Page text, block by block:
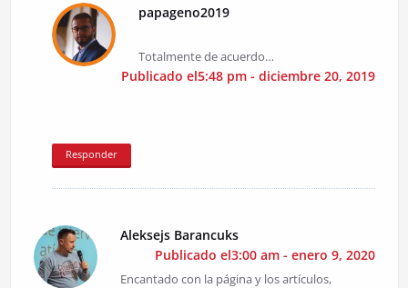
papageno2019
Publicado el5:48 pm - diciembre 20, 2019
Totalmente de acuerdo…
Responder
Aleksejs Barancuks
Publicado el3:00 am - enero 9, 2020
Encantado con la página y los artículos,